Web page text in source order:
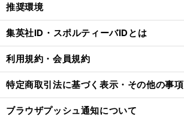
推奨環境
集英社ID・スポルティーバIDとは
利用規約・会員規約
特定商取引法に基づく表示・その他の事項
ブラウザプッシュ通知について